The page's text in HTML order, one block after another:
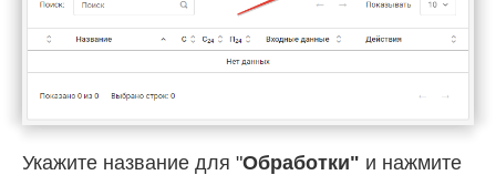
Укажите название для "Обработки" и нажмите